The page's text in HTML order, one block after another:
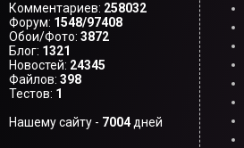
Комментариев: 258032
Форум: 1548/97408
Обои/Фото: 3872
Блог: 1321
Новостей: 24345
Файлов: 398
Тестов: 1
Нашему сайту - 7004дней